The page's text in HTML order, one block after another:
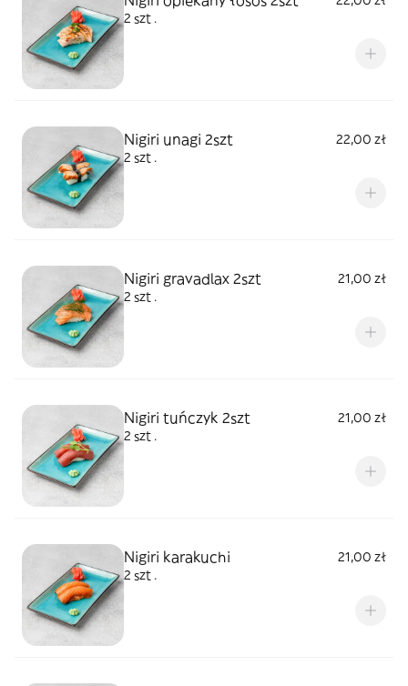
2 szt .
Nigiri unagi 2szt
22,00 zł
2 szt .
Nigiri gravadlax 2szt
21,00 zł
2 szt .
Nigiri tuńczyk 2szt
21,00 zł
2 szt .
Nigiri karakuchi
21,00 zł
2 szt .